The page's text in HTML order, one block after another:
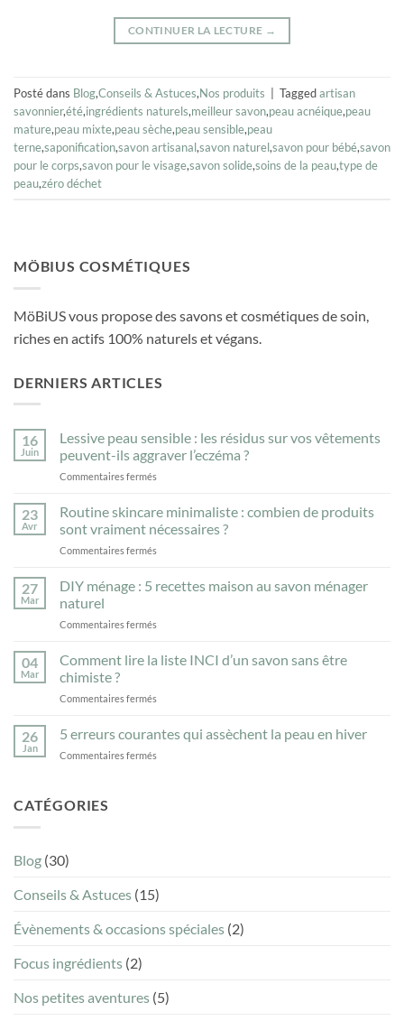
CONTINUER LA LECTURE →
Posté dans Blog,Conseils & Astuces,Nos produits | Taggedartisan
savonnier,été,ingrédients naturels,meilleur savon,peau acnéique,peau
mature,peau mixte,peau sèche,peau sensible,peau
terne,saponification,savon artisanal,savon naturel,savon pour bébé,savon
pour le corps,savon pour le visage,savon solide,soins de la peau,type de
peau,zéro déchet
MÖBIUS COSMÉTIQUES
MöBiUS vous propose des savons et cosmétiques de soin,
riches en actifs 100% naturels et végans.
DERNIERS ARTICLES
16
Juin
Lessive peau sensible : les résidus sur vos vêtements
peuvent-ils aggraver l’eczéma ?
Commentaires fermés
:
les
sur
peuvent-
aggraver
23
Avr
Routine skincare minimaliste : combien de produits
sont vraiment nécessaires ?
Commentaires fermés
skincare
combien
produits
nécessaires
27
Mar
DIY ménage : 5 recettes maison au savon ménager
naturel
Commentaires fermés
ménage
recettes
au
ménager
04
Mar
Comment lire la liste INCI d’un savon sans être
chimiste ?
Commentaires fermés
lire
liste
26
Jan
5 erreurs courantes qui assèchent la peau en hiver
Commentaires fermés
hiver
CATÉGORIES
Blog (30)
Conseils & Astuces (15)
Évènements & occasions spéciales (2)
Focus ingrédients (2)
Nos petites aventures (5)